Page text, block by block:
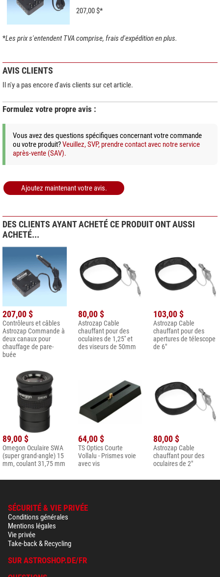
207,00 $*
*Les prix s'entendent TVA comprise, frais d'expédition en plus.
AVIS CLIENTS
Il n'y a pas encore d'avis clients sur cet article.
Formulez votre propre avis :
Vous avez des questions spécifiques concernant votre commande
ou votre produit?Veuillez, SVP, prendre contact avec notre service
après-vente (SAV).
Ajoutez maintenant votre avis.
DES CLIENTS AYANT ACHETÉ CE PRODUIT ONT AUSSI
ACHETÉ...
207,00 $
Contrôleurs et câbles
Astrozap Commande à
deux canaux pour
chauffage de pare-
buée
80,00 $
Astrozap Cable
chauffant pour des
oculaires de 1,25'' et
des viseurs de 50mm
103,00 $
Astrozap Cable
chauffant pour des
apertures de télescope
de 6"
89,00 $
Omegon Oculaire SWA
(super grand-angle) 15
mm, coulant 31,75 mm
64,00 $
TS Optics Courte
Vollalu - Prismes voie
avec vis
80,00 $
Astrozap Cable
chauffant pour des
oculaires de 2"
SÉCURITÉ & VIE PRIVÉE
Conditions générales
Mentions légales
Vie privée
Take-back & Recycling
SUR ASTROSHOP.DE/FR